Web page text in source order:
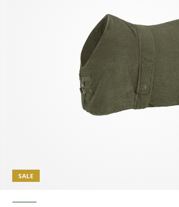
SALE